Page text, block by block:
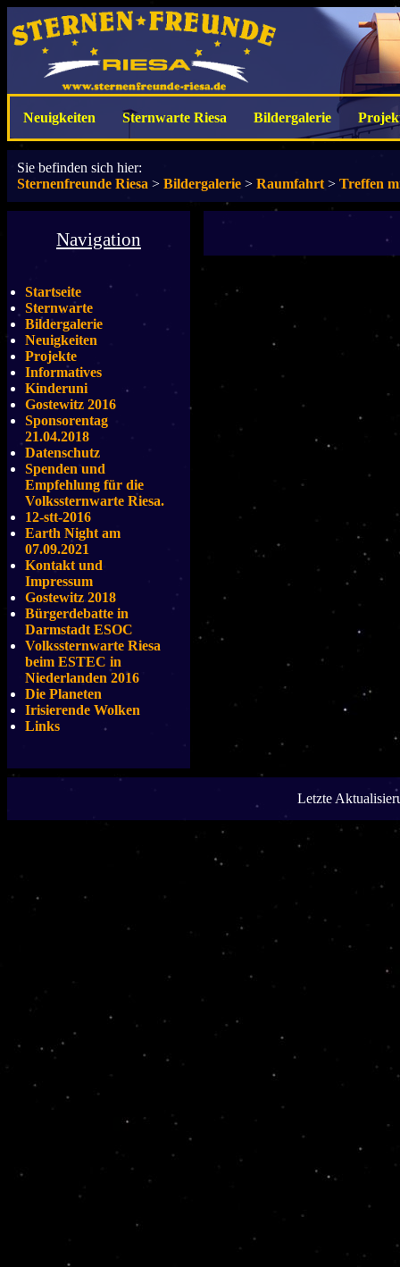
Neuigkeiten Sternwarte Riesa Bildergalerie
Sie befinden sich hier:
Sternenfreunde Riesa > Bildergalerie > Raumfahrt > Treffen
Navigation
Startseite
Sternwarte
Bildergalerie
Neuigkeiten
Projekte
Informatives
Kinderuni
Gostewitz 2016
Sponsorentag
21.04.2018
Datenschutz
Spenden und
Empfehlung für die
Volkssternwarte Riesa.
12-stt-2016
Earth Night am
07.09.2021
Kontakt und
Impressum
Gostewitz 2018
Bürgerdebatte in
Darmstadt ESOC
Volkssternwarte Riesa
beim ESTEC in
Niederlanden 2016
Die Planeten
Irisierende Wolken
Links
Letzte